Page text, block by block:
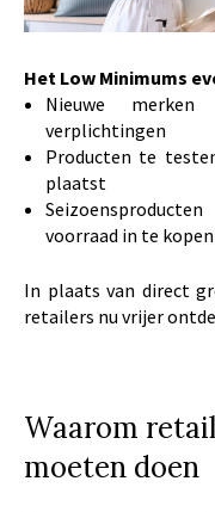
Het Low Minimums
Nieuwe
verplichtingen
Producten te
plaatst
voorraad in te kopen
In plaats van direct
retailers nu vrijer
Waarom
moeten doen